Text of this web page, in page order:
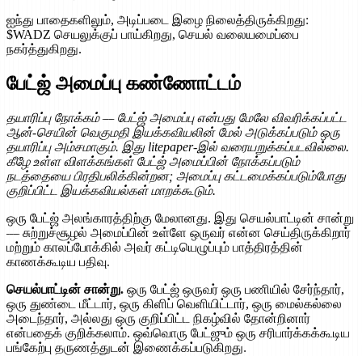
ஐந்து பாதைகளிலும், அடிப்படை இழை நிலைத்திருக்கிறது:
$WADZ செயலுக்குப் பாய்கிறது, செயல் வலையமைப்பை
நகர்த்துகிறது.
பேட்ஜ் அமைப்பு கண்ணோட்டம்
தயாரிப்பு நோக்கம் — பேட்ஜ் அமைப்பு என்பது மேலே விவரிக்கப்பட்ட
ஆன்-செயின் வெகுமதி இயக்கவியலின் மேல் அடுக்கப்படும் ஒரு
தயாரிப்பு அம்சமாகும். இது litepaper-இல் வரையறுக்கப்படவில்லை.
கீழே உள்ள விளக்கங்கள் பேட்ஜ் அமைப்பின் நோக்கப்படும்
நடத்தையை பிரதிபலிக்கின்றன; அமைப்பு கட்டமைக்கப்படும்போது
குறிப்பிட்ட இயக்கவியல்கள் மாறக்கூடும்.
ஒரு பேட்ஜ் அலங்காரத்திற்கு மேலானது. இது செயல்பாட்டின் சான்று
— சுற்றுச்சூழல் அமைப்பின் உள்ளே ஒருவர் என்ன செய்திருக்கிறார்
மற்றும் காலப்போக்கில் அவர் கட்டியெழுப்பும் பாத்திரத்தின்
காணக்கூடிய பதிவு.
செயல்பாட்டின் சான்று. ஒரு பேட்ஜ் ஒருவர் ஒரு பணியில் சேர்ந்தார்,
ஒரு துண்டை மீட்டார், ஒரு கிளிப் வெளியிட்டார், ஒரு மைல்கல்லை
அடைந்தார், அல்லது ஒரு குறிப்பிட்ட நிகழ்வில் தோன்றினார்
என்பதைக் குறிக்கலாம். ஒவ்வொரு பேட்ஜும் ஒரு சரிபார்க்கக்கூடிய
பங்கேற்பு தருணத்துடன் இணைக்கப்படுகிறது.